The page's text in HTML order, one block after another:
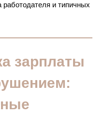
работодателя и типичных
зарплаты